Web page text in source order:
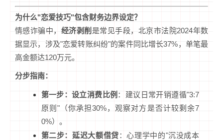
为什么"恋爱技巧"包含财务边界设定？
情感诈骗中， 经济剥削 是常见手段，北京市法院2024年数
据显示，涉及"恋爱转账纠纷"的案件同比增长37%，单笔最
高金额达120万元。
分步指南：
第一步：设立消费比例 ：建议日常开销遵循"3:7
原则"（你承担30%，观察对方是否计较剩余7
0%）。
第二步：延迟大额借贷：心理学中的"沉没成本